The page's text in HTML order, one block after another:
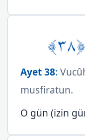
Ayet 38:
musfiratun.
O gün (izin